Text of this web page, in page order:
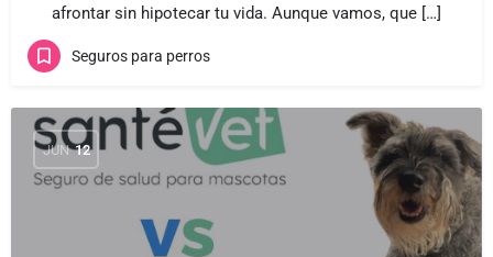
afrontar sin hipotecar tu vida. Aunque vamos, que […]
Seguros para perros
JUN 12